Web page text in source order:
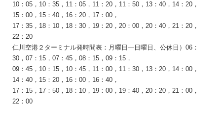
10：05，10：35，11：05，11：20，11：50，13：40，14：20，
15：00，15：40，16：20，17：00，
17：35，18：10，18：30，19：20，20：00，20：40，21：20，
22：20
仁川空港２ターミナル発時間表： 月曜日― 日曜日、 公休日 ）06：
30，07：15，07：45，08：15，09：15，
09：45，10：15，10：45，11：00，11：30，13：20，14：00，
14：40，15：20，16：00，16：40，
17：15，17：50，18：10，19：00，19：40，20：20，21：00，
22：00